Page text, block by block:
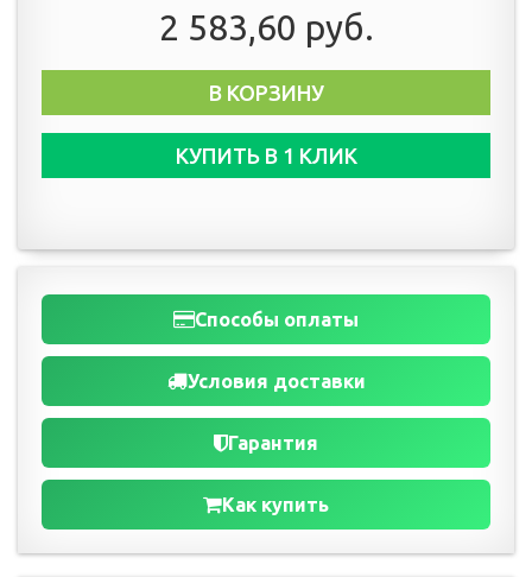
2 583,60 руб.
В КОРЗИНУ
КУПИТЬ В 1 КЛИК
Способы оплаты
Условия доставки
Гарантия
Как купить